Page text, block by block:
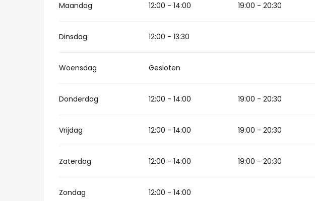
Maandag 12:00 - 14:00 19:00 - 20:30
Dinsdag 12:00 - 13:30
Woensdag Gesloten
Donderdag 12:00 - 14:00 19:00 - 20:30
Vrijdag 12:00 - 14:00 19:00 - 20:30
Zaterdag 12:00 - 14:00 19:00 - 20:30
Zondag 12:00 - 14:00